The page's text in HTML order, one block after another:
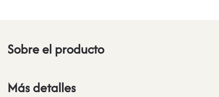
Sobre el producto
Más detalles